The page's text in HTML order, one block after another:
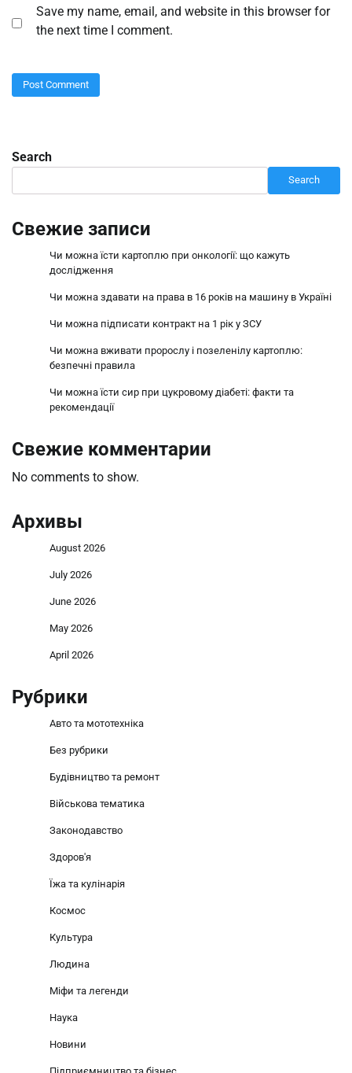
Save my name, email, and website in this browser for
the next time I comment.
Search
Search
Свежие записи
Чи можна їсти картоплю при онкології: що кажуть
дослідження
Чи можна здавати на права в 16 років на машину в Україні
Чи можна підписати контракт на 1 рік у ЗСУ
Чи можна вживати пророслу і позеленілу картоплю:
безпечні правила
Чи можна їсти сир при цукровому діабеті: факти та
рекомендації
Свежие комментарии
No comments to show.
Архивы
August 2026
July 2026
June 2026
May 2026
April 2026
Рубрики
Авто та мототехніка
Без рубрики
Будівництво та ремонт
Військова тематика
Законодавство
Здоров'я
Їжа та кулінарія
Космос
Культура
Людина
Міфи та легенди
Наука
Новини